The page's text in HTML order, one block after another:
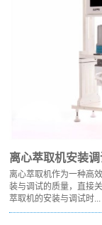
离心萃取机安装
离心萃取机作为一种高
装与调试的质量，直接
萃取机的安装与调试时...